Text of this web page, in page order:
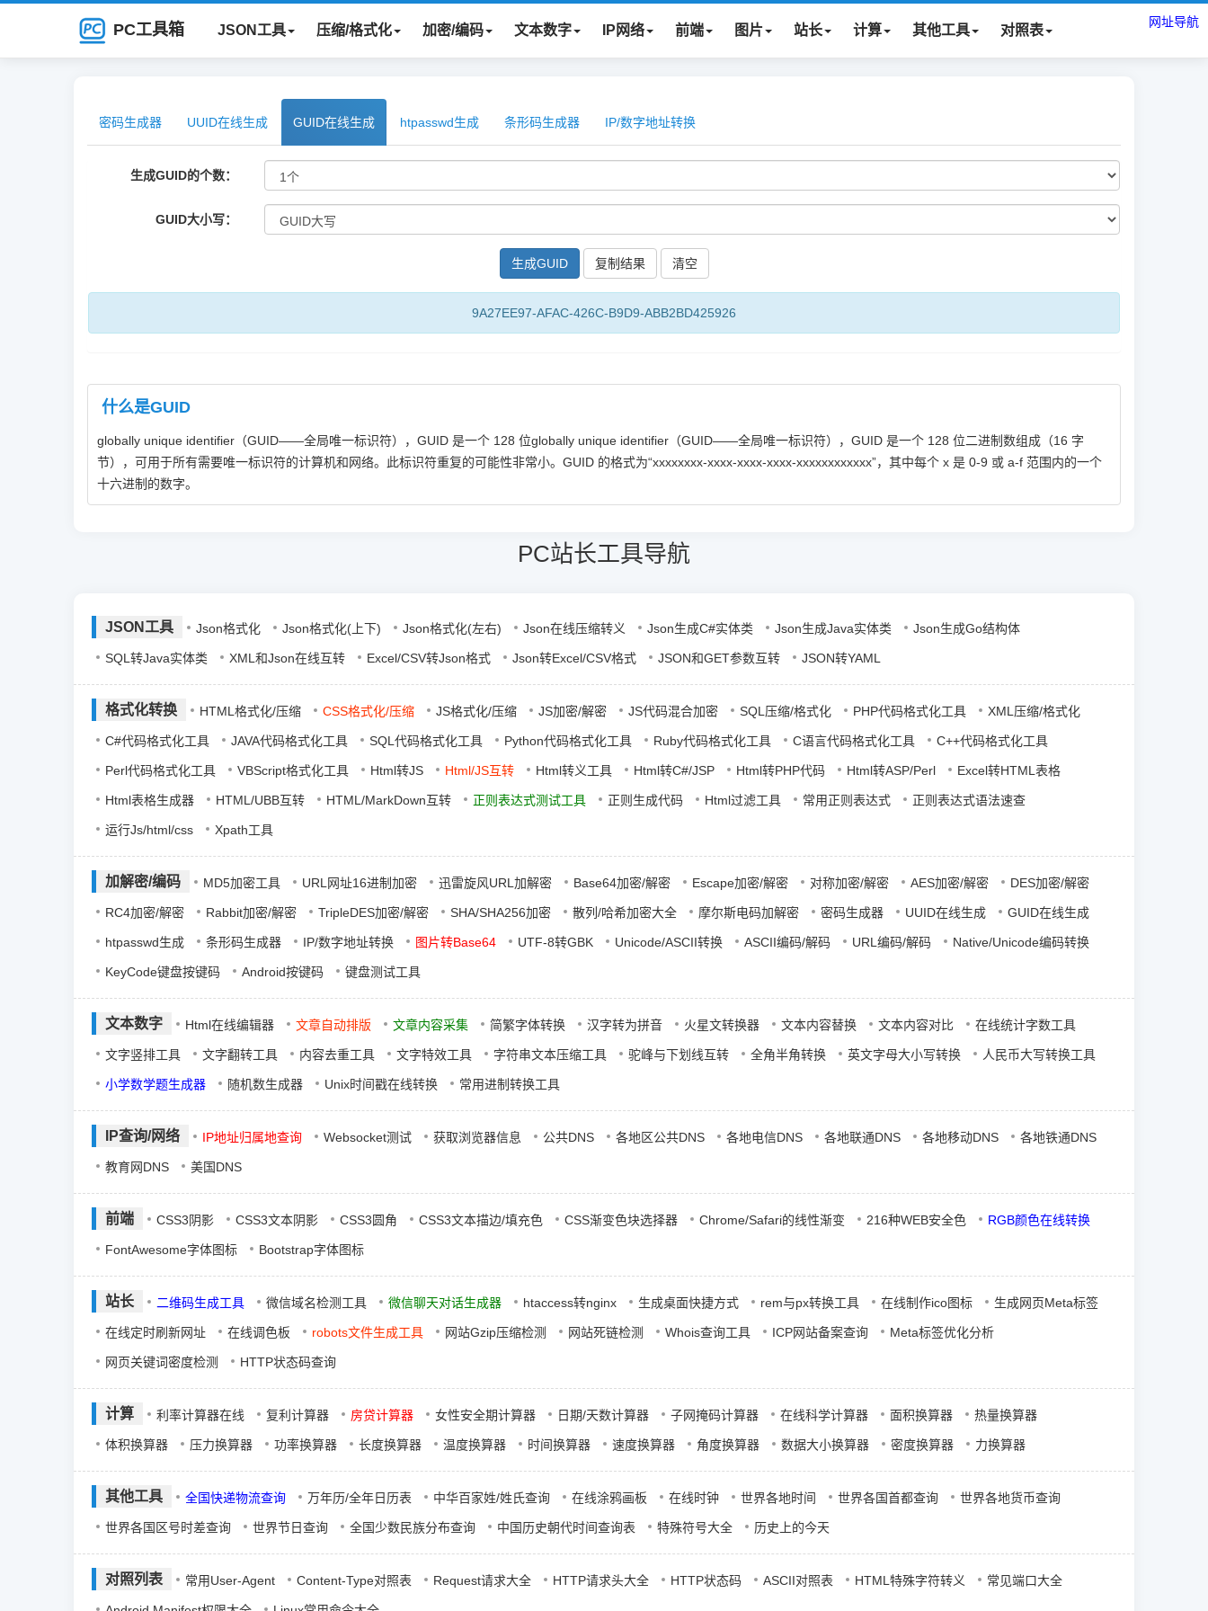
PC工具箱 JSON工具 压缩/格式化 加密/编码 文本数字 IP网络 前端 图片 站长 计算 其他工具 对照表
网址导航
密码生成器 UUID在线生成 GUID在线生成 htpasswd生成 条形码生成器 IP/数字地址转换
生成GUID的个数：
GUID大小写：
复制结果
9A27EE97-AFAC-426C-B9D9-ABB2BD425926
什么是GUID
globally unique identifier（GUID——全局唯一标识符），GUID 是一个 128 位globally unique identifier（GUID——全局唯一标识符），GUID 是一个 128 位二进制数组成（16 字
节），可用于所有需要唯一标识符的计算机和网络。此标识符重复的可能性非常小。GUID 的格式为“xxxxxxxx-xxxx-xxxx-xxxx-xxxxxxxxxxxx”，其中每个 x 是 0-9 或 a-f 范围内的一个
十六进制的数字。
PC站长工具导航
JSON工具 Json格式化 Json格式化(上下) Json格式化(左右) Json在线压缩转义 Json生成C#实体类 Json生成Java实体类 Json生成Go结构体
SQL转Java实体类 XML和Json在线互转 Excel/CSV转Json格式 Json转Excel/CSV格式 JSON和GET参数互转 JSON转YAML
格式化转换 HTML格式化/压缩 CSS格式化/压缩 JS格式化/压缩 JS加密/解密 JS代码混合加密 SQL压缩/格式化 PHP代码格式化工具 XML压缩/格式化
C#代码格式化工具 JAVA代码格式化工具 SQL代码格式化工具 Python代码格式化工具 Ruby代码格式化工具 C语言代码格式化工具 C++代码格式化工具
Perl代码格式化工具 VBScript格式化工具 Html转JS Html/JS互转 Html转义工具 Html转C#/JSP Html转PHP代码 Html转ASP/Perl Excel转HTML表格
Html表格生成器 HTML/UBB互转 HTML/MarkDown互转 正则表达式测试工具 正则生成代码 Html过滤工具 常用正则表达式 正则表达式语法速查
运行Js/html/css Xpath工具
加解密/编码 MD5加密工具 URL网址16进制加密 迅雷旋风URL加解密 Base64加密/解密 Escape加密/解密 对称加密/解密 AES加密/解密 DES加密/解密
RC4加密/解密 Rabbit加密/解密 TripleDES加密/解密 SHA/SHA256加密 散列/哈希加密大全 摩尔斯电码加解密 密码生成器 UUID在线生成 GUID在线生成
htpasswd生成 条形码生成器 IP/数字地址转换 图片转Base64 UTF-8转GBK Unicode/ASCII转换 ASCII编码/解码 URL编码/解码 Native/Unicode编码转换
KeyCode键盘按键码 Android按键码 键盘测试工具
文本数字 Html在线编辑器 文章自动排版 文章内容采集 简繁字体转换 汉字转为拼音 火星文转换器 文本内容替换 文本内容对比 在线统计字数工具
文字竖排工具 文字翻转工具 内容去重工具 文字特效工具 字符串文本压缩工具 驼峰与下划线互转 全角半角转换 英文字母大小写转换 人民币大写转换工具
小学数学题生成器 随机数生成器 Unix时间戳在线转换 常用进制转换工具
IP查询/网络 IP地址归属地查询 Websocket测试 获取浏览器信息 公共DNS 各地区公共DNS 各地电信DNS 各地联通DNS 各地移动DNS 各地铁通DNS
教育网DNS 美国DNS
前端 CSS3阴影 CSS3文本阴影 CSS3圆角 CSS3文本描边/填充色 CSS渐变色块选择器 Chrome/Safari的线性渐变 216种WEB安全色 RGB颜色在线转换
FontAwesome字体图标 Bootstrap字体图标
站长 二维码生成工具 微信域名检测工具 微信聊天对话生成器 htaccess转nginx 生成桌面快捷方式 rem与px转换工具 在线制作ico图标 生成网页Meta标签
在线定时刷新网址 在线调色板 robots文件生成工具 网站Gzip压缩检测 网站死链检测 Whois查询工具 ICP网站备案查询 Meta标签优化分析
网页关键词密度检测 HTTP状态码查询
计算 利率计算器在线 复利计算器 房贷计算器 女性安全期计算器 日期/天数计算器 子网掩码计算器 在线科学计算器 面积换算器 热量换算器
体积换算器 压力换算器 功率换算器 长度换算器 温度换算器 时间换算器 速度换算器 角度换算器 数据大小换算器 密度换算器 力换算器
其他工具 全国快递物流查询 万年历/全年日历表 中华百家姓/姓氏查询 在线涂鸦画板 在线时钟 世界各地时间 世界各国首都查询 世界各地货币查询
世界各国区号时差查询 世界节日查询 全国少数民族分布查询 中国历史朝代时间查询表 特殊符号大全 历史上的今天
对照列表 常用User-Agent Content-Type对照表 Request请求大全 HTTP请求头大全 HTTP状态码 ASCII对照表 HTML特殊字符转义 常见端口大全